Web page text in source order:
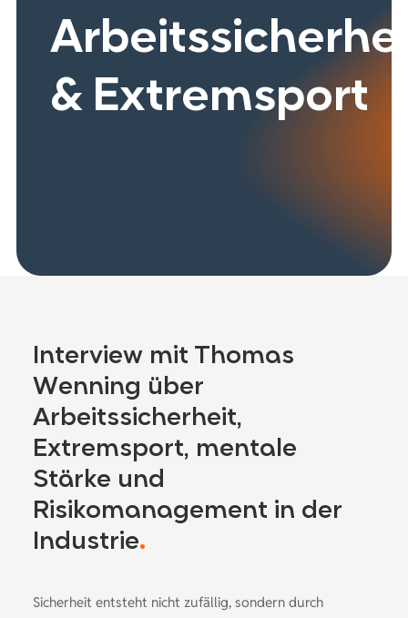
& Extremsport
Interview mit Thomas
Wenning über
Arbeitssicherheit,
Extremsport, mentale
Stärke und
Risikomanagement in der
Industrie.
Sicherheit entsteht nicht zufällig, sondern durch